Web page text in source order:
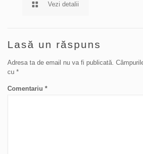
Vezi detalii
Lasă un răspuns
Adresa ta de email nu va fi publicată.
cu *
Comentariu *